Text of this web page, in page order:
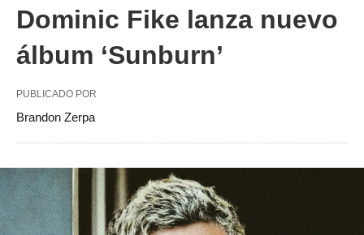
Dominic Fike lanza nuevo
álbum ‘Sunburn’
PUBLICADO POR
Brandon Zerpa